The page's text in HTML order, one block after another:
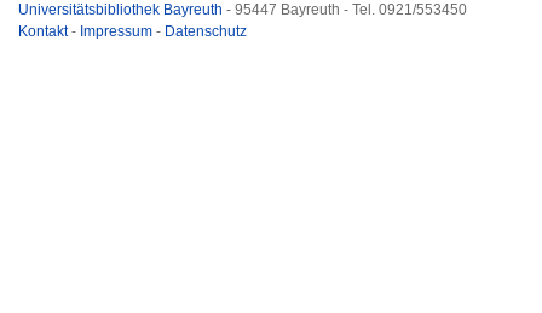
Universitätsbibliothek Bayreuth - 95447 Bayreuth - Tel. 0921/553450
Kontakt- Impressum - Datenschutz